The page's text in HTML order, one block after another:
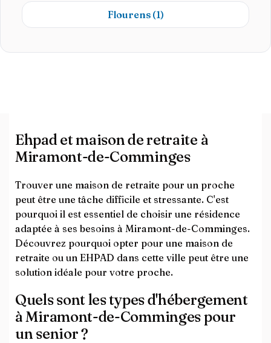
Flourens (1)
Ehpad et maison de retraite à
Miramont-de-Comminges
Trouver une maison de retraite pour un proche
peut être une tâche difficile et stressante. C'est
pourquoi il est essentiel de choisir une résidence
adaptée à ses besoins à Miramont-de-Comminges.
Découvrez pourquoi opter pour une maison de
retraite ou un EHPAD dans cette ville peut être une
solution idéale pour votre proche.
Quels sont les types d'hébergement
à Miramont-de-Comminges pour
un senior ?